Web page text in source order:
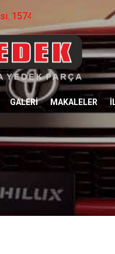
/ ANKARA -0 553 536 73
GALERİ MAKALELER